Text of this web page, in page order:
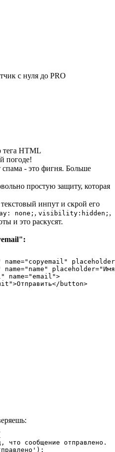
с нуля до PRO
тега HTML
погоде!
- это фигня. Больше
простую защиту, которая
инпут и скрой его
none; , visibility:hidden; ,
и это раскусят.
{
что сообщение отправлено.